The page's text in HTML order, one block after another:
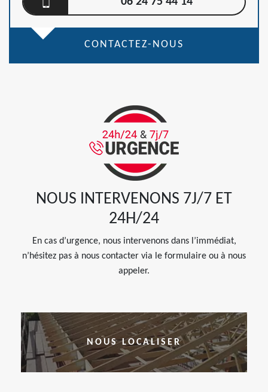
CONTACTEZ-NOUS
NOUS INTERVENONS 7J/7 ET
24H/24
En cas d’urgence, nous intervenons dans l’immédiat,
n’hésitez pas à nous contacter via le formulaire ou à nous
appeler.
NOUS LOCALISER